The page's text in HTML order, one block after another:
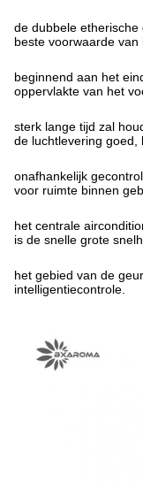
de dubbele
beste voorwaarde van
beginnend aan het
oppervlakte van het
sterk lange tijd zal
de luchtlevering goed,
onafhankelijk
voor ruimte binnen
het centrale
is de snelle grote
het gebied van de
intelligentiecontrole.